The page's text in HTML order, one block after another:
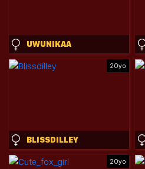
UWUNIKAA
20yo
BLISSDILLEY
20yo